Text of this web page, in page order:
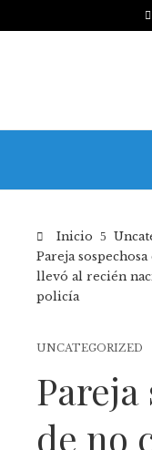
Inicio
Pareja
llevó al recién
policía
UNCATEGORIZED
Pareja
de no